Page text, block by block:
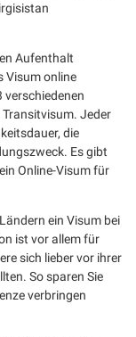
Aufenthalt
Visum online
verschiedenen
Jeder
die
Es gibt
Online-Visum für
ein Visum bei
ist vor allem für
sich lieber vor ihrer
So sparen Sie
verbringen